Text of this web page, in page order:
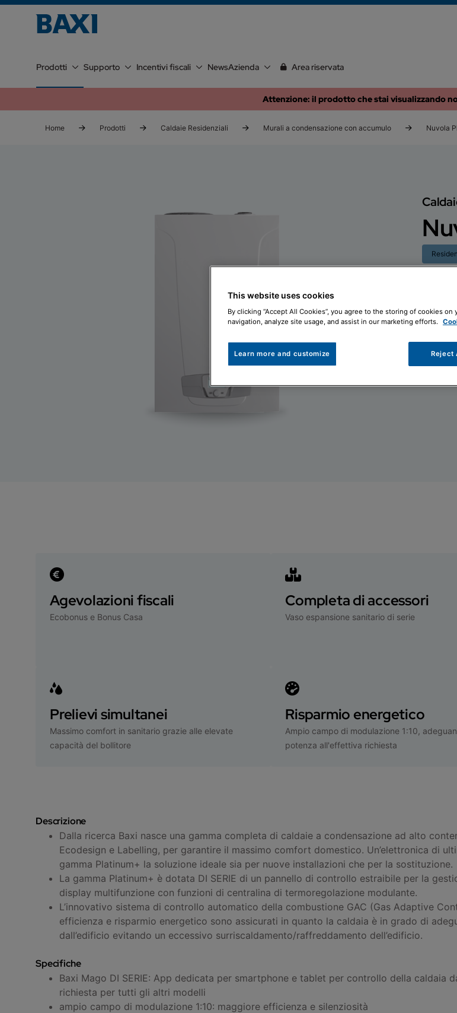
Prodotti Supporto Incentivi fiscali NewsAzienda Area riservata
Attenzione: il prodotto che stai visualizzando
Home Prodotti Caldaie Residenziali Murali a condensazione con accumulo Nuvola
La
Agevolazioni fiscali
Ecobonus e Bonus Casa
Completa di accessori
Vaso espansione sanitario di serie
Prelievi simultanei
Massimo comfort in sanitario grazie alle elevate
capacità del bollitore
Risparmio energetico
Ampio campo di modulazione 1:10,
potenza all'effettiva richiesta
Descrizione
Dalla ricerca Baxi nasce una gamma completa di caldaie a condensazione ad alto
Ecodesign e Labelling, per garantire il massimo comfort domestico. Un’elettronica di
gamma Platinum+ la soluzione ideale sia per nuove installazioni che per la sostituzione.
La gamma Platinum+ è dotata DI SERIE di un pannello di controllo estraibile per la
display multifunzione con funzioni di centralina di termoregolazione modulante.
L’innovativo sistema di controllo automatico della combustione GAC (Gas Adaptive
efficienza e risparmio energetico sono assicurati in quanto la caldaia è in grado di
dall’edificio evitando un eccessivo surriscaldamento/raffreddamento dell’edificio.
Specifiche
Baxi Mago DI SERIE: App dedicata per smartphone e tablet per controllo della caldaia
richiesta per tutti gli altri modelli
ampio campo di modulazione 1:10: maggiore efficienza e silenziosità
This website uses cookies
By clicking “Accept All Cookies”, you agree to the storing of cookies
navigation, analyze site usage, and assist in our marketing efforts.
Learn more and customize Reject